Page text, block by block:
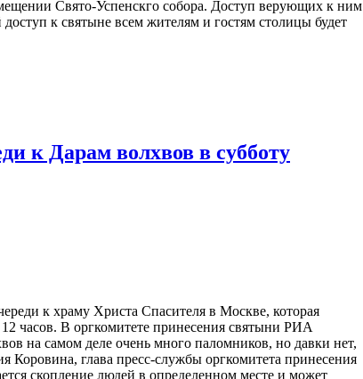
Свято-Успенскго собора. Доступ верующих к ним
к святыне всем жителям и гостям столицы будет
к Дарам волхвов в субботу
к храму Христа Спасителя в Москве, которая
часов. В оргкомитете принесения святыни РИА
на самом деле очень много паломников, но давки нет,
Коровина, глава пресс-службы оргкомитета принесения
скопление людей в определенном месте и может